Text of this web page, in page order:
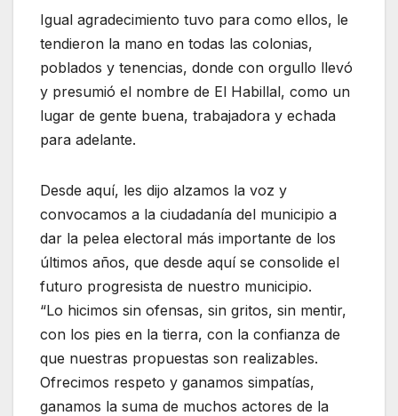
Igual agradecimiento tuvo para como ellos, le
tendieron la mano en todas las colonias,
poblados y tenencias, donde con orgullo llevó
y presumió el nombre de El Habillal, como un
lugar de gente buena, trabajadora y echada
para adelante.
Desde aquí, les dijo alzamos la voz y
convocamos a la ciudadanía del municipio a
dar la pelea electoral más importante de los
últimos años, que desde aquí se consolide el
futuro progresista de nuestro municipio.
“Lo hicimos sin ofensas, sin gritos, sin mentir,
con los pies en la tierra, con la confianza de
que nuestras propuestas son realizables.
Ofrecimos respeto y ganamos simpatías,
ganamos la suma de muchos actores de la